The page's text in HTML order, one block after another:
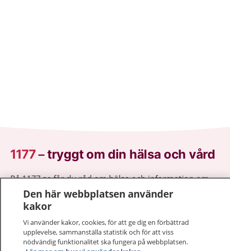
1177–tryggt om din hälsa och vård
På 1177.se får du råd om hälsa och information om
sjukdomar och vilka mottagningar du kan kontakta.
Logga in för att läsa din journal och göra dina
sjukvårdsrådgivning dygnet runt.
1177 ger dig råd när du vill må bättre.
Den här webbplatsen använder
kakor
Vi använder kakor, cookies, för att ge dig en förbättrad
upplevelse, sammanställa statistik och för att viss
nödvändig funktionalitet ska fungera på webbplatsen.